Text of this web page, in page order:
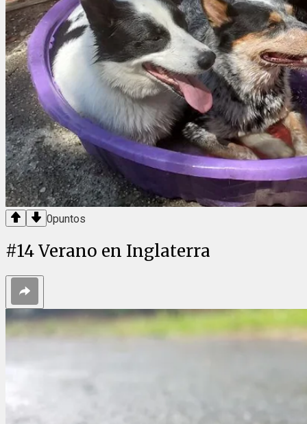
0puntos
#14Verano en Inglaterra